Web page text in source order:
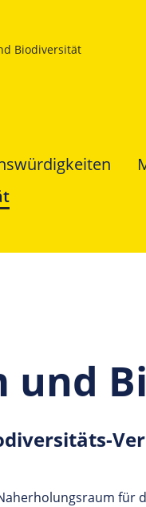
Biodiversität
und
für